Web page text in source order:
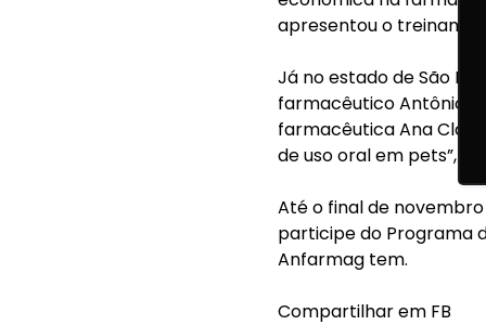
apresentou o
Já no estado de São
farmacêutico Antônio
farmacêutica Ana
de uso oral em pets”,
Até o final de
participe do Programa
Anfarmag tem.
Compartilhar em FB